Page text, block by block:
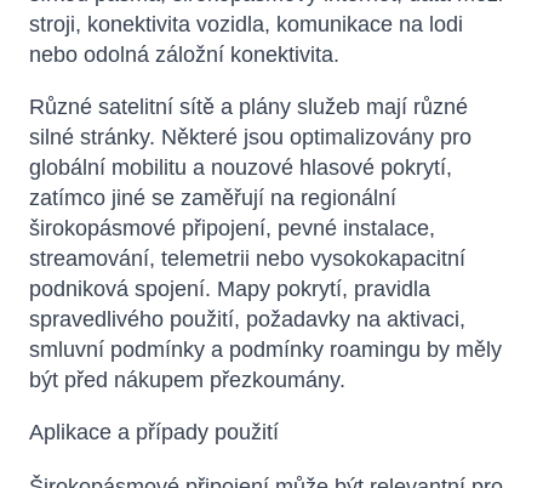
stroji, konektivita vozidla, komunikace na lodi
nebo odolná záložní konektivita.
Různé satelitní sítě a plány služeb mají různé
silné stránky. Některé jsou optimalizovány pro
globální mobilitu a nouzové hlasové pokrytí,
zatímco jiné se zaměřují na regionální
širokopásmové připojení, pevné instalace,
streamování, telemetrii nebo vysokokapacitní
podniková spojení. Mapy pokrytí, pravidla
spravedlivého použití, požadavky na aktivaci,
smluvní podmínky a podmínky roamingu by měly
být před nákupem přezkoumány.
Aplikace a případy použití